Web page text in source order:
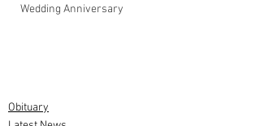
Wedding Anniversary
Obituary